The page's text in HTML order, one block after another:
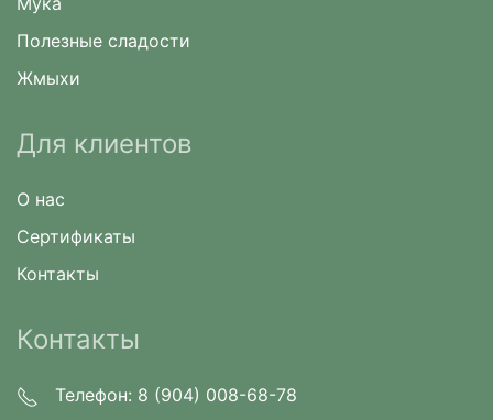
Полезные сладости
Жмыхи
Для клиентов
О нас
Сертификаты
Контакты
Контакты
Телефон: 8 (904) 008-68-78